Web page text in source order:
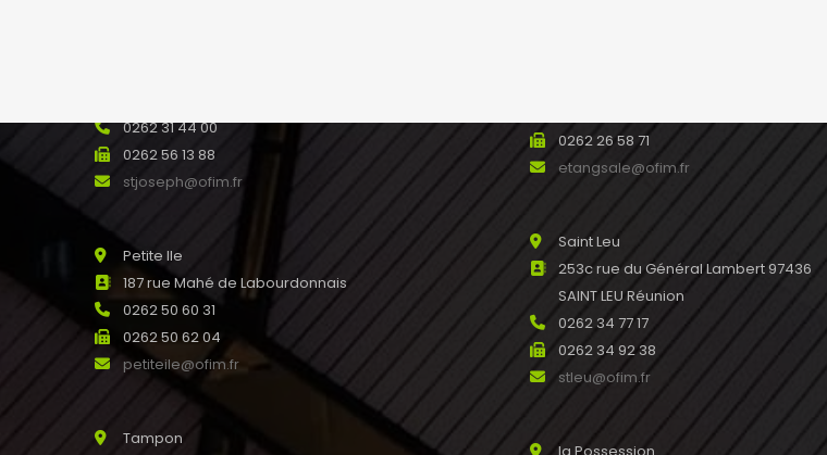
0262 31 44 00
0262 56 13 88
stjoseph@ofim.fr
Petite Ile
187 rue Mahé de Labourdonnais
0262 50 60 31
0262 50 62 04
petiteile@ofim.fr
Tampon
0262 26 58 71
etangsale@ofim.fr
Saint Leu
253c rue du Général Lambert 97436
SAINT LEU Réunion
0262 34 77 17
0262 34 92 38
stleu@ofim.fr
la Possession